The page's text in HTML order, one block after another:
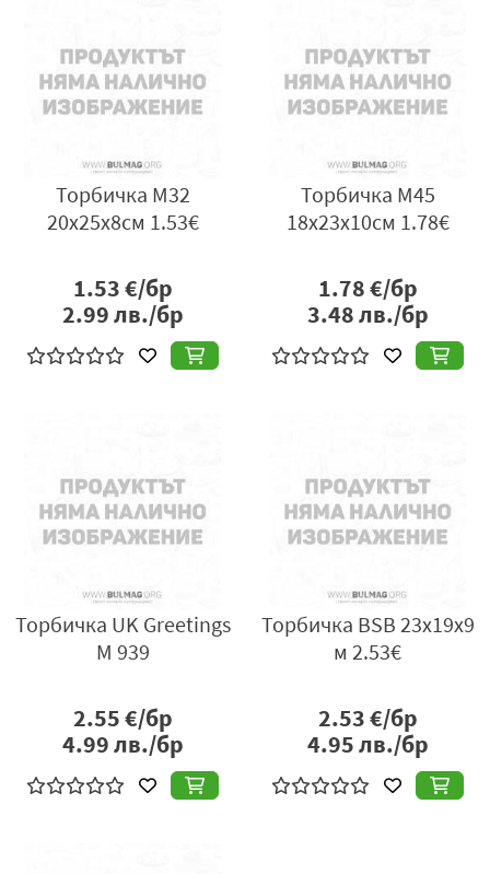
Торбичка M32
20х25х8см 1.53€
1.53€/бр
2.99лв./бр
Торбичка M45
18х23х10см 1.78€
1.78€/бр
3.48лв./бр
Торбичка UK Greetings
M 939
2.55€/бр
4.99лв./бр
Торбичка BSB 23х19х9
м 2.53€
2.53€/бр
4.95лв./бр